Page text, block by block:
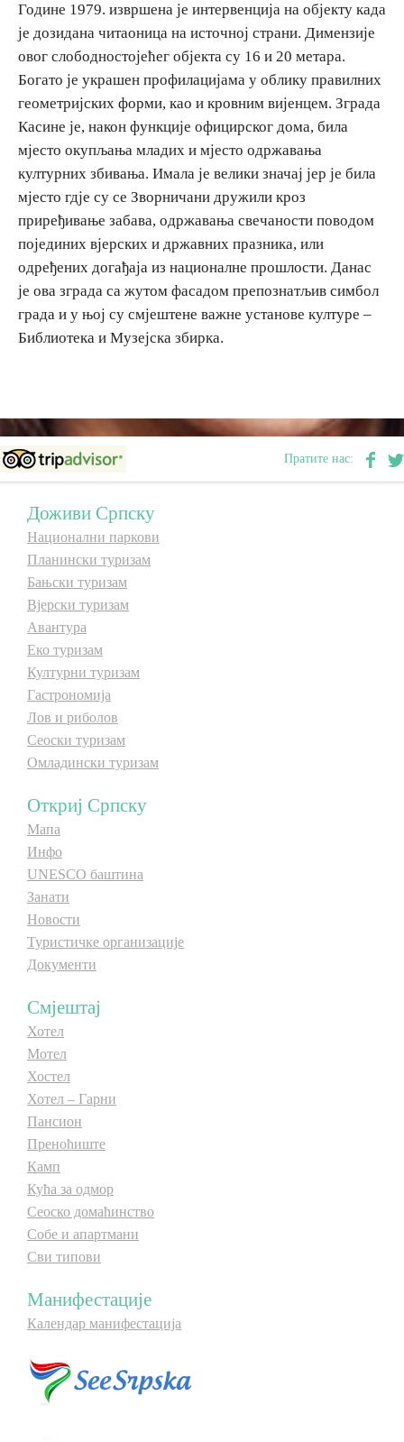
Манифестације
Смјештај
Мултимедија
Фото
Видео
E-Brochure
Године 1979. извршена је интервенција на објекту када
је дозидана читаоница на источној страни. Димензије
овог слободностојећег објекта су 16 и 20 метара.
Богато је украшен профилацијама у облику правилних
геометријских форми, као и кровним вијенцем. Зграда
Касине је, након функције официрског дома, била
мјесто окупљања младих и мјесто одржавања
културних збивања. Имала је велики значај јер је била
мјесто гдје су се Зворничани дружили кроз
приређивање забава, одржавања свечаности поводом
појединих вјерских и државних празника, или
одређених догађаја из националне прошлости. Данас
је ова зграда са жутом фасадом препознатљив симбол
града и у њој су смјештене важне установе културе –
Библиотека и Музејска збирка.
Пратите нас:
Доживи Српску
Национални паркови
Планински туризам
Бањски туризам
Вјерски туризам
Авантура
Еко туризам
Културни туризам
Гастрономија
Лов и риболов
Сеоски туризам
Омладински туризам
Откриј Српску
Мапа
Инфо
UNESCO баштина
Занати
Новости
Туристичке организације
Документи
Смјештај
Хотел
Мотел
Хостел
Хотел – Гарни
Пансион
Преноћиште
Камп
Кућа за одмор
Сеоско домаћинство
Собе и апартмани
Сви типови
Манифестације
Календар манифестација